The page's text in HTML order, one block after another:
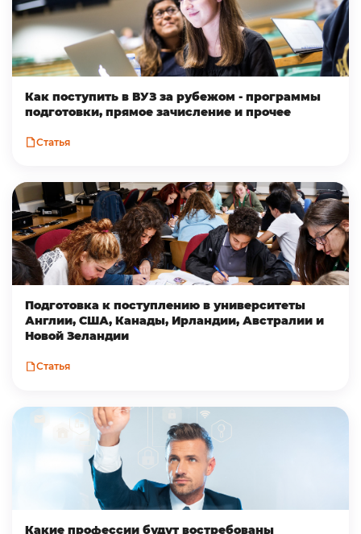
Как поступить в ВУЗ за рубежом - программы
подготовки, прямое зачисление и прочее
Статья
Подготовка к поступлению в университеты
Англии, США, Канады, Ирландии, Австралии и
Новой Зеландии
Статья
Какие профессии будут востребованы